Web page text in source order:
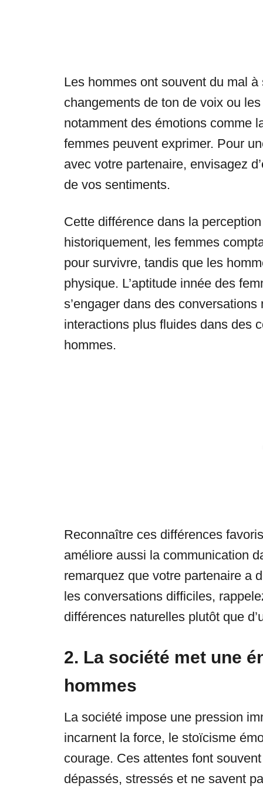
Les hommes ont souvent du mal
changements de ton de voix ou
notamment des émotions comme
femmes peuvent exprimer. Pour
avec votre partenaire, envisagez
de vos sentiments.
Cette différence dans la
historiquement, les femmes
pour survivre, tandis que les
physique. L’aptitude innée des
s’engager dans des
interactions plus fluides dans des
hommes.
Reconnaître ces différences
améliore aussi la communication
remarquez que votre partenaire a
les conversations difficiles,
différences naturelles plutôt que
2. La société met une
hommes
La société impose une pression
incarnent la force, le stoïcisme
courage. Ces attentes font
dépassés, stressés et ne savent